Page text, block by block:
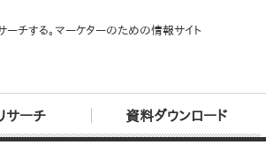
ーチする。マーケターのための情報サイト
サーチ 資料ダウンロード